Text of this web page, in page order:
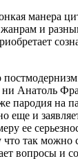
манера
и
пародия на
еще и
ее
так
вопросы и